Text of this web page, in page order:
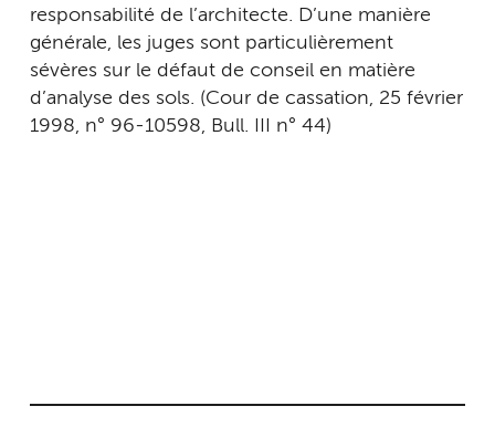
responsabilité de l’architecte. D’une manière
générale, les juges sont particulièrement
sévères sur le défaut de conseil en matière
d’analyse des sols. (Cour de cassation, 25 février
1998, n° 96-10598, Bull. III n° 44)